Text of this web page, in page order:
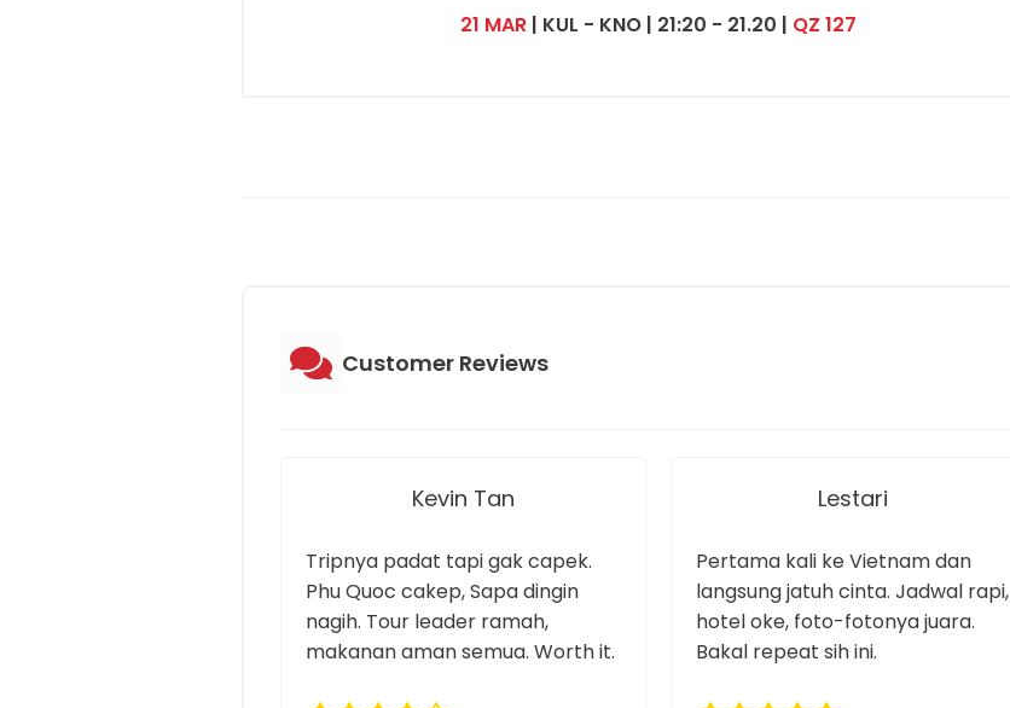
21 MAR | KUL - KNO | 21:20 - 21.20 | QZ 127
Customer Reviews
Kevin Tan
Tripnya padat tapi gak capek.
Phu Quoc cakep, Sapa dingin
nagih. Tour leader ramah,
makanan aman semua. Worth it.
Lestari
Pertama kali ke Vietnam dan
langsung jatuh cinta. Jadwal rapi,
hotel oke, foto-fotonya juara.
Bakal repeat sih ini.